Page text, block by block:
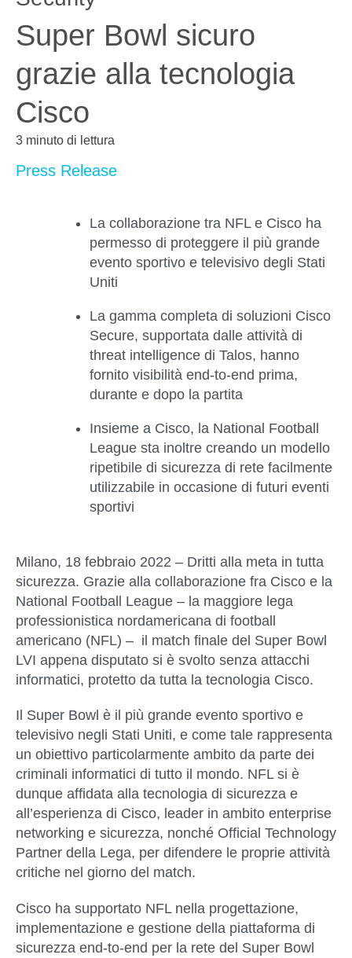
Super Bowl sicuro
grazie alla tecnologia
Cisco
3 minuto di lettura
Press Release
La collaborazione tra NFL e Cisco ha
permesso di proteggere il più grande
evento sportivo e televisivo degli Stati
Uniti
La gamma completa di soluzioni Cisco
Secure, supportata dalle attività di
threat intelligence di Talos, hanno
fornito visibilità end-to-end prima,
durante e dopo la partita
Insieme a Cisco, la National Football
League sta inoltre creando un modello
ripetibile di sicurezza di rete facilmente
utilizzabile in occasione di futuri eventi
sportivi
Milano, 18 febbraio 2022 – Dritti alla meta in tutta
sicurezza. Grazie alla collaborazione fra Cisco e la
National Football League – la maggiore lega
professionistica nordamericana di football
americano (NFL) – il match finale del Super Bowl
LVI appena disputato si è svolto senza attacchi
informatici, protetto da tutta la tecnologia Cisco.
Il Super Bowl è il più grande evento sportivo e
televisivo negli Stati Uniti, e come tale rappresenta
un obiettivo particolarmente ambito da parte dei
criminali informatici di tutto il mondo. NFL si è
dunque affidata alla tecnologia di sicurezza e
all’esperienza di Cisco, leader in ambito enterprise
networking e sicurezza, nonché Official Technology
Partner della Lega, per difendere le proprie attività
critiche nel giorno del match.
Cisco ha supportato NFL nella progettazione,
implementazione e gestione della piattaforma di
sicurezza end-to-end per la rete del Super Bowl